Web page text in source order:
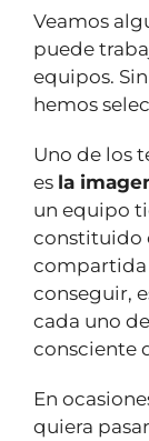
Veamos
puede
equipos.
hemos
Uno de los
es la
un equipo
constituido
compartida
conseguir,
cada uno
consciente
En
quiera